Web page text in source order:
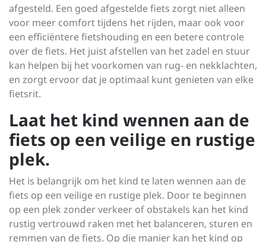
afgesteld. Een goed afgestelde fiets zorgt niet alleen
voor meer comfort tijdens het rijden, maar ook voor
een efficiëntere fietshouding en een betere controle
over de fiets. Het juist afstellen van het zadel en stuur
kan helpen bij het voorkomen van rug- en nekklachten,
en zorgt ervoor dat je optimaal kunt genieten van elke
fietsrit.
Laat het kind wennen aan de
fiets op een veilige en rustige
plek.
Het is belangrijk om het kind te laten wennen aan de
fiets op een veilige en rustige plek. Door te beginnen
op een plek zonder verkeer of obstakels kan het kind
rustig vertrouwd raken met het balanceren, sturen en
remmen van de fiets. Op die manier kan het kind op